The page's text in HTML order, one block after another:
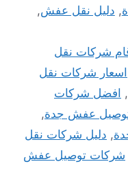
, دليل نقل عفش,
شركات نقل
اسعار شركات نقل
, افضل شركات
عفش جدة,
, دليل شركات نقل
شركات توصيل عفش